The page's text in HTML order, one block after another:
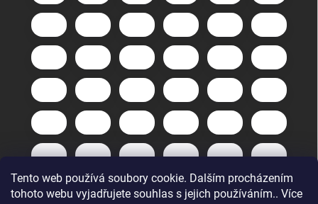
Tento web používá soubory cookie. Dalším procházením
tohoto webu vyjadřujete souhlas s jejich používáním.. Více